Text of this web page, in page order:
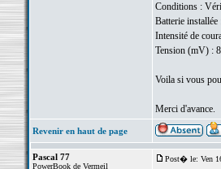
Conditions :
Batterie installée
Intensité de
Tension (mV) :
Voila si vous
Merci d'avance.
Revenir en haut de page
Pascal 77
PowerBook de Vermeil
Post� le: Ven